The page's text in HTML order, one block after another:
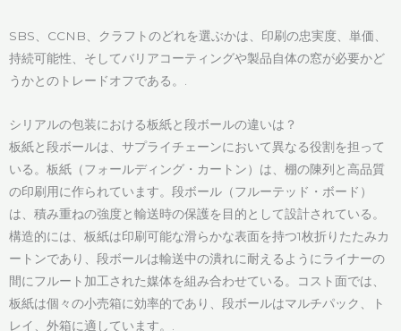
SBS、CCNB、クラフトのどれを選ぶかは、印刷の忠実度、単価、
持続可能性、そしてバリアコーティングや製品自体の窓が必要かど
うかとのトレードオフである。.
シリアルの包装における板紙と段ボールの違いは？
板紙と段ボールは、サプライチェーンにおいて異なる役割を担って
いる。板紙（フォールディング・カートン）は、棚の陳列と高品質
の印刷用に作られています。段ボール（フルーテッド・ボード）
は、積み重ねの強度と輸送時の保護を目的として設計されている。
構造的には、板紙は印刷可能な滑らかな表面を持つ1枚折りたたみカ
ートンであり、段ボールは輸送中の潰れに耐えるようにライナーの
間にフルート加工された媒体を組み合わせている。コスト面では、
板紙は個々の小売箱に効率的であり、段ボールはマルチパック、ト
レイ、外箱に適しています。.